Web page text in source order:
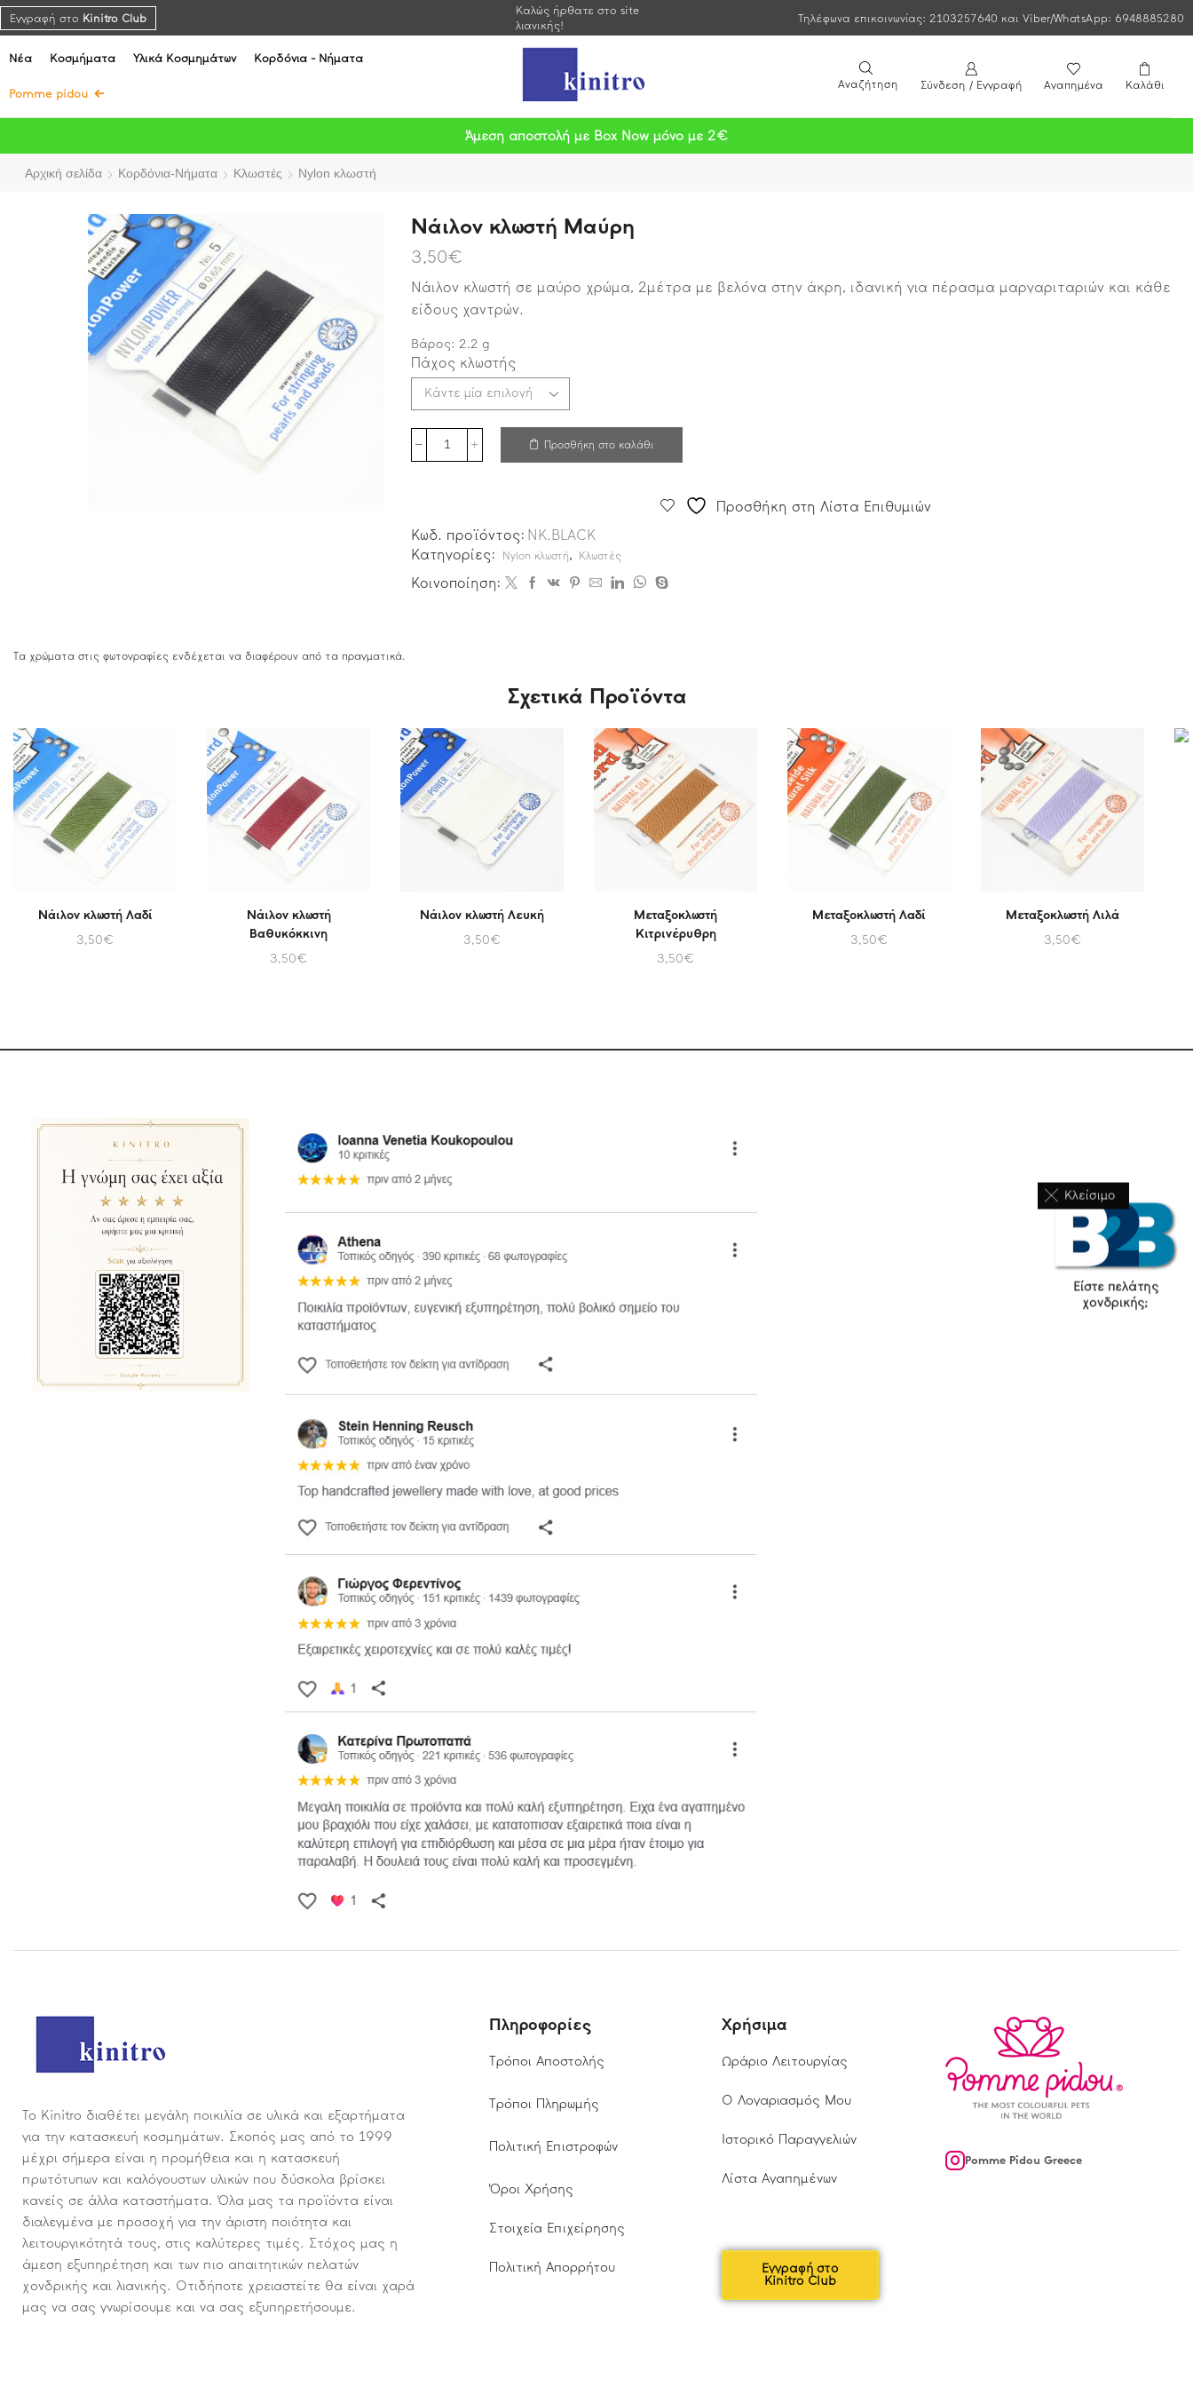
Κλείσιμο
Είστε πελάτης
χονδρικής;
Εγγραφή στο Kinitro Club
Καλώς ήρθατε στο site
λιανικής!
Τηλέφωνα επικοινωνίας: 2103257640 και Viber/WhatsApp: 6948885280
Νέα Κοσμήματα Υλικά Κοσμημάτων Κορδόνια - Νήματα
Pomme pidou
Αναζήτηση Σύνδεση / Εγγραφή Αγαπημένα Καλάθι
Άμεση αποστολή με Box Now μόνο με 2€
Αρχική σελίδα Κορδόνια-Νήματα Κλωστές Nylon κλωστή
Νάιλον κλωστή Μαύρη
3,50€
Νάιλον κλωστή σε μαύρο χρώμα, 2μέτρα με βελόνα στην άκρη, ιδανική για πέρασμα μαργαριταριών και κάθε
είδους χαντρών.
Βάρος: 2.2 g
Πάχος κλωστής
Προσθήκη στο καλάθι
Προσθήκη στη Λίστα Επιθυμιών
Κωδ. προϊόντος: NK.BLACK
Κατηγορίες:
Nylon κλωστή, Κλωστές
Κοινοποίηση:
Τα χρώματα στις φωτογραφίες ενδέχεται να διαφέρουν από τα πραγματικά.
Σχετικά Προϊόντα
Νάιλον κλωστή Λαδί
3,50€
Νάιλον κλωστή
Βαθυκόκκινη
3,50€
Νάιλον κλωστή Λευκή
3,50€
Μεταξοκλωστή
Κιτρινέρυθρη
3,50€
Μεταξοκλωστή Λαδί
3,50€
Μεταξοκλωστή Λιλά
3,50€
Το Kinitro διαθέτει μεγάλη ποικιλία σε υλικά και εξαρτήματα
για την κατασκευή κοσμημάτων. Σκοπός μας από το 1999
μέχρι σήμερα είναι η προμήθεια και η κατασκευή
πρωτότυπων και καλόγουστων υλικών που δύσκολα βρίσκει
κανείς σε άλλα καταστήματα. Όλα μας τα προϊόντα είναι
διαλεγμένα με προσοχή για την άριστη ποιότητα και
λειτουργικότητά τους, στις καλύτερες τιμές. Στόχος μας η
άμεση εξυπηρέτηση και των πιο απαιτητικών πελατών
χονδρικής και λιανικής. Οτιδήποτε χρειαστείτε θα είναι χαρά
μας να σας γνωρίσουμε και να σας εξυπηρετήσουμε.
Πληροφορίες
Τρόποι Αποστολής
Τρόποι Πληρωμής
Πολιτική Επιστροφών
Όροι Χρήσης
Στοιχεία Επιχείρησης
Πολιτική Απορρήτου
Χρήσιμα
Ωράριο Λειτουργίας
Ο Λογαριασμός Μου
Ιστορικό Παραγγελιών
Λίστα Αγαπημένων
Εγγραφή στο
Kinitro Club
Pomme Pidou Greece